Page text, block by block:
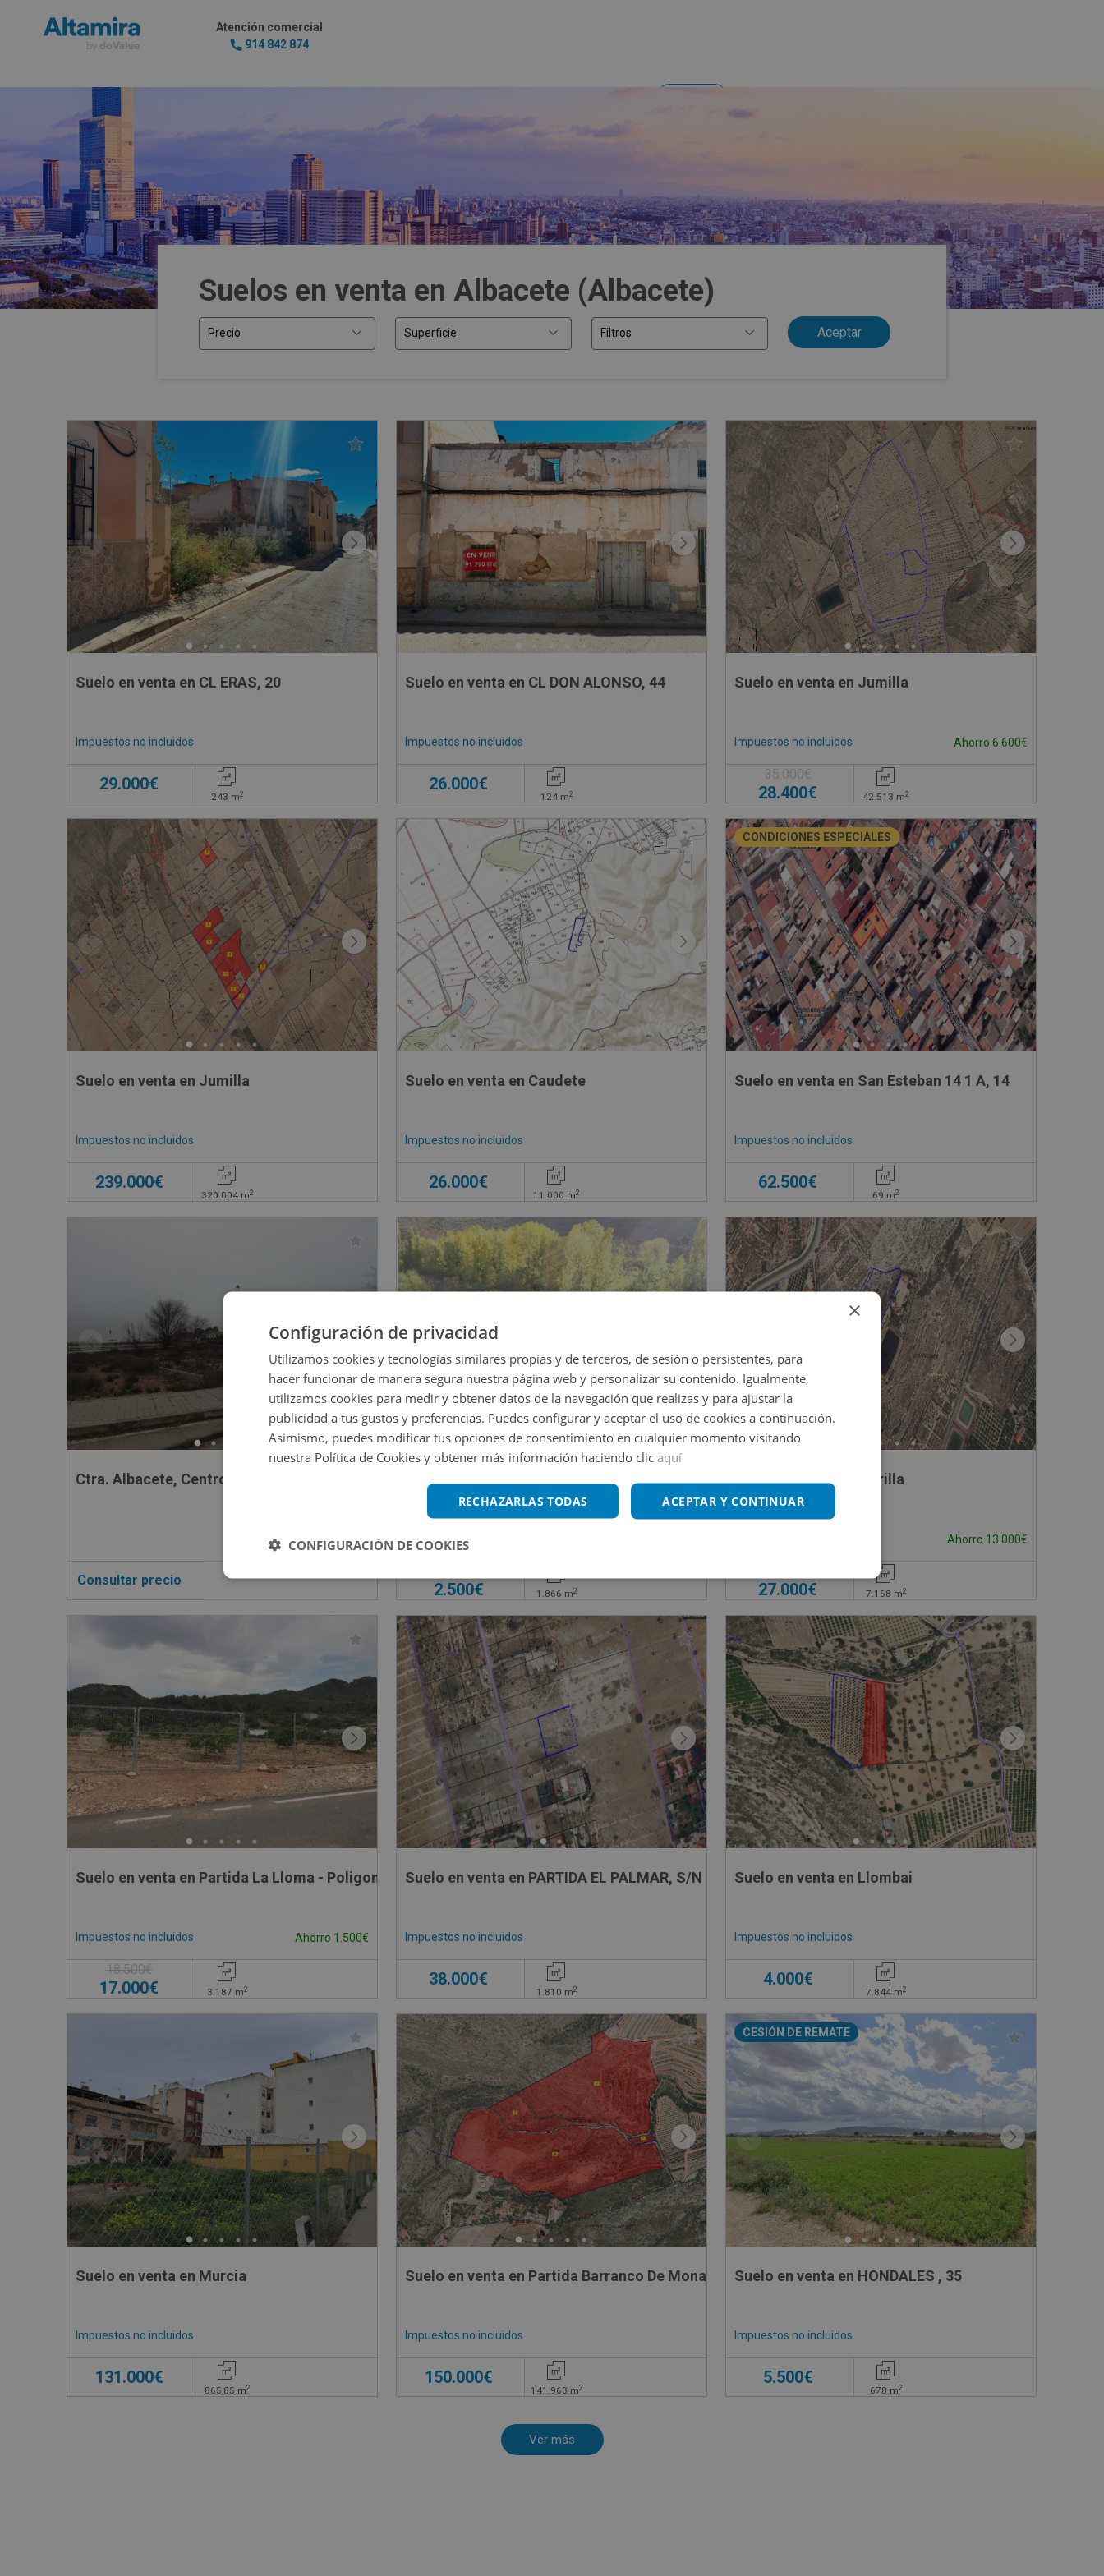
Atención comercial
914 842 874
Suelos en venta en Albacete (Albacete)
Precio Superficie Filtros
Suelo en venta en CL ERAS, 20
Impuestos no incluidos
29.000€
243 m2
Suelo en venta en CL DON ALONSO, 44
Impuestos no incluidos
26.000€
124 m2
Suelo en venta en Jumilla
Impuestos no incluidos Ahorro 6.600€
35.000€
28.400€ 42.513 m2
Suelo en venta en Jumilla
Impuestos no incluidos
239.000€
320.004 m2
Suelo en venta en Caudete
Impuestos no incluidos
26.000€
11.000 m2
CONDICIONES ESPECIALES
Suelo en venta en San Esteban 14 1 A, 14
Impuestos no incluidos
62.500€
69 m2
Ctra. Albacete, Centro Comercial Y De Ocio “ Las Viñas” S/n, 13700 Tomelloso - Ciudad Real
Consultar precio
Suelo en venta en Paraje Casa Gil Polígono 14 Parcela 229 Partida De Casa Gil,
Impuestos no incluidos
2.500€ 1.866 m2
Suelo en venta en Librilla
Ahorro 13.000€
27.000€ 7.168 m2
Suelo en venta en Partida La Lloma - Poligono 4 - Parcela 918,
Impuestos no incluidos Ahorro 1.500€
18.500€
17.000€ 3.187 m2
Suelo en venta en PARTIDA EL PALMAR, S/N
Impuestos no incluidos
38.000€
1.810 m2
Suelo en venta en Llombai
Impuestos no incluidos
4.000€
7.844 m2
Suelo en venta en Murcia
Impuestos no incluidos
131.000€
865,85 m2
Suelo en venta en Partida Barranco De Mona Sn,
Impuestos no incluidos
150.000€
141.963 m2
CESIÓN DE REMATE
Suelo en venta en HONDALES , 35
Impuestos no incluidos
5.500€
678 m2
×
Configuración de privacidad
Utilizamos cookies y tecnologías similares propias y de terceros, de sesión o persistentes, para
hacer funcionar de manera segura nuestra página web y personalizar su contenido. Igualmente,
utilizamos cookies para medir y obtener datos de la navegación que realizas y para ajustar la
publicidad a tus gustos y preferencias. Puedes configurar y aceptar el uso de cookies a continuación.
Asimismo, puedes modificar tus opciones de consentimiento en cualquier momento visitando
nuestra Política de Cookies y obtener más información haciendo clic aquí
ACEPTAR Y CONTINUAR
RECHAZARLAS TODAS
CONFIGURACIÓN DE COOKIES